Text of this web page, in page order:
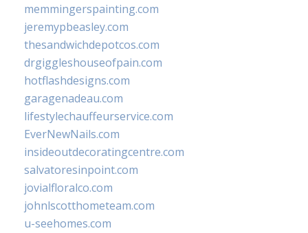
memmingerspainting.com
jeremypbeasley.com
thesandwichdepotcos.com
drgiggleshouseofpain.com
hotflashdesigns.com
garagenadeau.com
lifestylechauffeurservice.com
EverNewNails.com
insideoutdecoratingcentre.com
salvatoresinpoint.com
jovialfloralco.com
johnlscotthometeam.com
u-seehomes.com